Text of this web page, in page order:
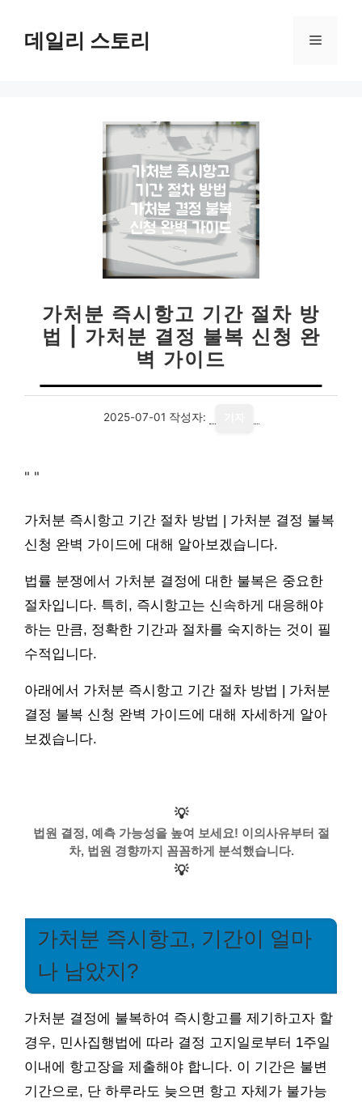
데일리 스토리 메
가처분 즉시항고 기간 절차 방
법 | 가처분 결정 불복 신청 완
벽 가이드
2025-07-01 작성자:
" "
가처분 즉시항고 기간 절차 방법 | 가처분 결정 불복
신청 완벽 가이드에 대해 알아보겠습니다.
법률 분쟁에서 가처분 결정에 대한 불복은 중요한
절차입니다. 특히, 즉시항고는 신속하게 대응해야
하는 만큼, 정확한 기간과 절차를 숙지하는 것이 필
수적입니다.
아래에서 가처분 즉시항고 기간 절차 방법 | 가처분
결정 불복 신청 완벽 가이드에 대해 자세하게 알아
보겠습니다.
💡
법원 결정, 예측 가능성을 높여 보세요! 이의사유부터 절
차, 법원 경향까지 꼼꼼하게 분석했습니다.
💡
가처분 즉시항고, 기간이 얼마
나 남았지?
가처분 결정에 불복하여 즉시항고를 제기하고자 할
경우, 민사집행법에 따라 결정 고지일로부터 1주일
이내에 항고장을 제출해야 합니다. 이 기간은 불변
기간으로, 단 하루라도 늦으면 항고 자체가 불가능